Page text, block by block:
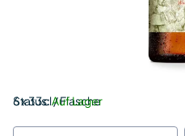
Status:Auf Lager
6 x 33cl / Flasche